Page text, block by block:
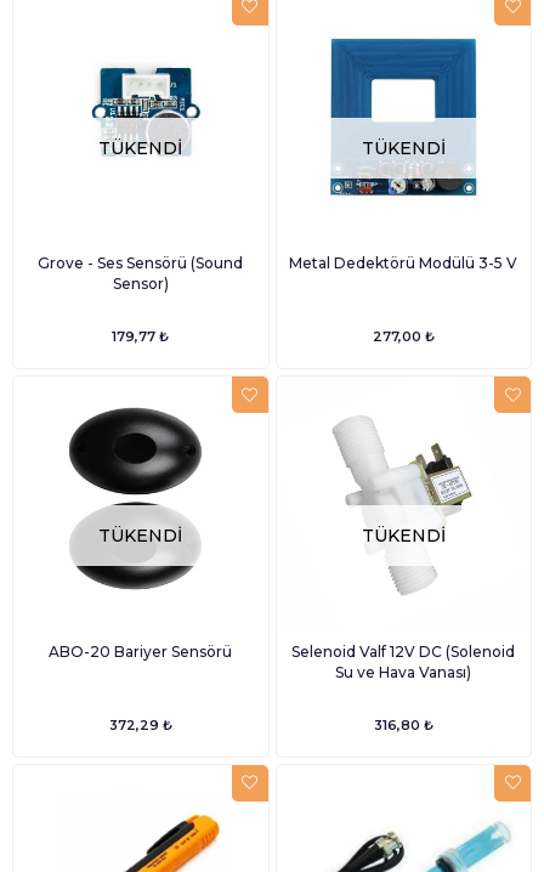
TÜKENDI
Grove - Ses Sensörü (Sound
Sensor)
179,77 ₺
TÜKENDI
Metal Dedektörü Modülü 3-5 V
277,00 ₺
TÜKENDI
ABO-20 Bariyer Sensörü
372,29 ₺
TÜKENDI
Selenoid Valf 12V DC (Solenoid
Su ve Hava Vanası)
316,80 ₺